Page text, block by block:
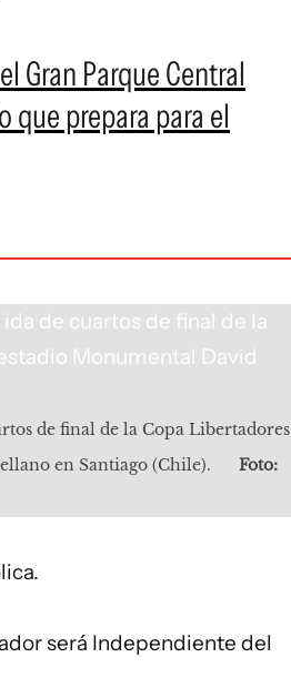
Gran Parque Central
que prepara para el
de final de la Copa Libertadores
en Santiago (Chile).
Foto:
será Independiente del